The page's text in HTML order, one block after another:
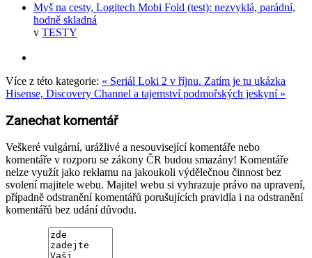
Myš na cesty, Logitech Mobi Fold (test): nezvyklá, parádní,
hodně skladná
v TESTY
Více z této kategorie: « Seriál Loki 2 v říjnu. Zatím je tu ukázka
Hisense, Discovery Channel a tajemství podmořských jeskyní »
Zanechat komentář
Veškeré vulgární, urážlivé a nesouvisející komentáře nebo
komentáře v rozporu se zákony ČR budou smazány! Komentáře
nelze využít jako reklamu na jakoukoli výdělečnou činnost bez
svolení majitele webu. Majitel webu si vyhrazuje právo na upravení,
případně odstranění komentářů porušujících pravidla i na odstranění
komentářů bez udání důvodu.